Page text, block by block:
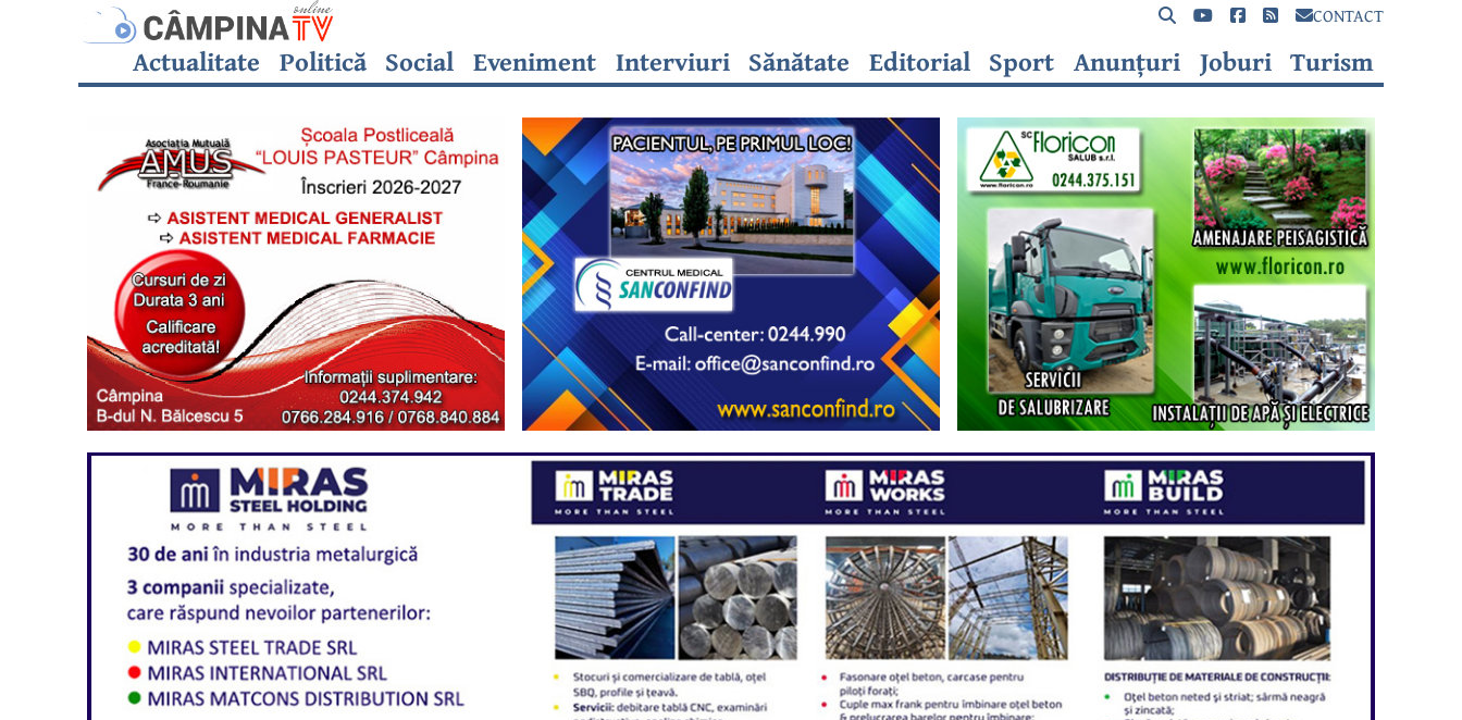
CONTACT
Actualitate Politică Social Eveniment Interviuri Sănătate Editorial Sport Anunțuri Joburi Turism